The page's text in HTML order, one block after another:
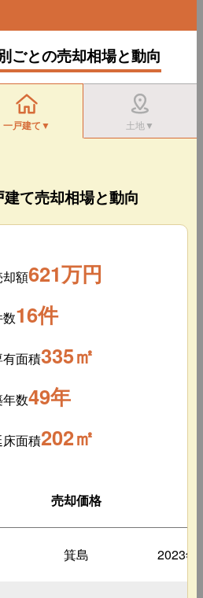
ごとの売却相場と動向
一戸建て▼ 土地▼
て売却相場と動向
額621万円
16件
面積335㎡
数49年
面積202㎡
売却価格
箕島 2023年